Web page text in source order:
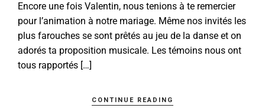
Encore une fois Valentin, nous tenions à te remercier
pour l’animation à notre mariage. Même nos invités les
plus farouches se sont prêtés au jeu de la danse et on
adorés ta proposition musicale. Les témoins nous ont
tous rapportés […]
CONTINUE READING